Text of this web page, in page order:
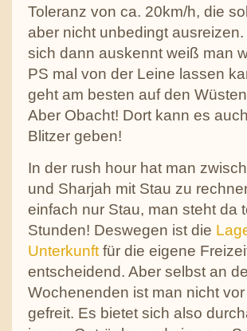
Toleranz von ca. 20km/h, die
aber nicht unbedingt
sich dann auskennt weiß man
PS mal von der Leine lassen
geht am besten auf den
Aber Obacht! Dort kann es
Blitzer geben!
In der rush hour hat man
und Sharjah mit Stau zu
einfach nur Stau, man steht da
Stunden! Deswegen ist die
Unterkunft für die eigene
entscheidend. Aber selbst an
Wochenenden ist man nicht
gefreit. Es bietet sich also